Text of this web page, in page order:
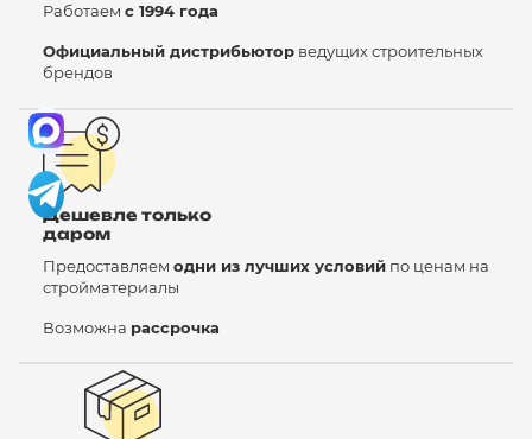
Работаем с 1994 года
Официальный дистрибьютор ведущих строительных
брендов
Дешевле только
даром
Предоставляем одни из лучших условий по ценам на
стройматериалы
Возможна рассрочка